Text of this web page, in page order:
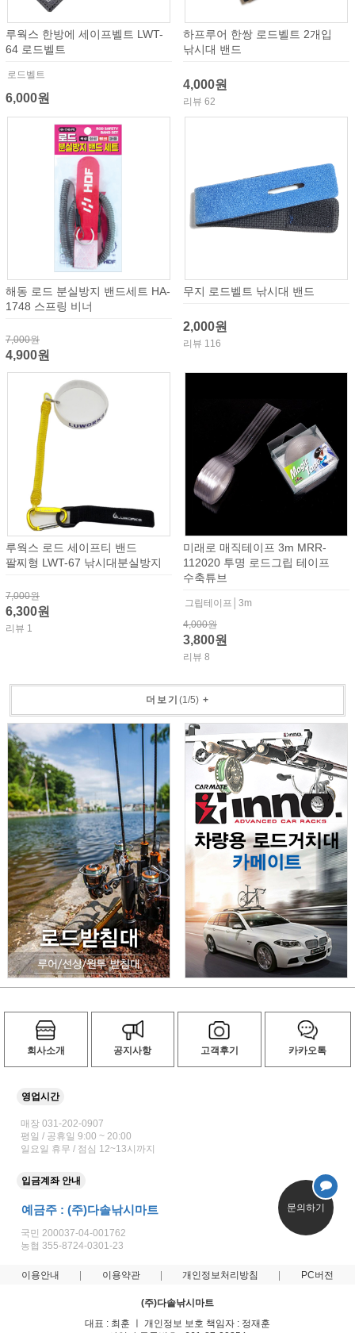
루웍스 한방에 세이프벨트 LWT-
64 로드벨트
로드벨트
6,000원
하프루어 한쌍 로드벨트 2개입
낚시대 밴드
4,000원
리뷰 62
해동 로드 분실방지 밴드세트 HA-
1748 스프링 비너
7,000원
4,900원
무지 로드벨트 낚시대 밴드
2,000원
리뷰 116
루웍스 로드 세이프티 밴드
팔찌형 LWT-67 낚시대분실방지
7,000원
6,300원
리뷰 1
미래로 매직테이프 3m MRR-
112020 투명 로드그립 테이프
수축튜브
그립테이프│3m
4,000원
3,800원
리뷰 8
더보기 (1/5)+
회사소개 공지사항 고객후기 카카오톡
영업시간
매장 031-202-0907
평일 / 공휴일 9:00 ~ 20:00
일요일 휴무 / 점심 12~13시까지
입금계좌 안내
예금주 : (주)다솔낚시마트
국민 200037-04-001762
농협 355-8724-0301-23
문의하기
이용안내 이용약관 개인정보처리방침 PC버전
(주)다솔낚시마트
대표 : 최훈 ㅣ 개인정보 보호 책임자 : 정재훈